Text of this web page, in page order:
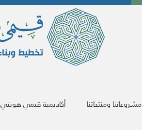
مشروعاتنا ومنتجاتنا أكاديمية قيمي هويتي